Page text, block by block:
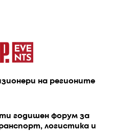
на регионите
годишен форум за
логистика и